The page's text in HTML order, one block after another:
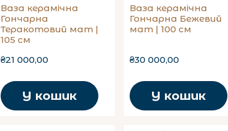
Ваза керамічна
Гончарна
Теракотовий мат |
105 см
₴21 000,00
У кошик
Ваза керамічна
Гончарна Бежевий
мат | 100 см
₴30 000,00
У кошик